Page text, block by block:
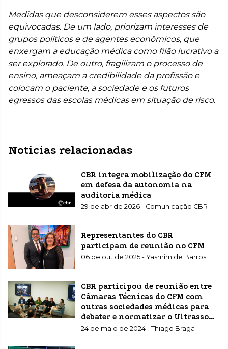
Medidas que desconsiderem esses aspectos são
equivocadas. De um lado, priorizam interesses de
grupos políticos e de agentes econômicos, que
enxergam a educação médica como filão lucrativo a
ser explorado. De outro, fragilizam o processo de
ensino, ameaçam a credibilidade da profissão e
colocam o paciente, a sociedade e os futuros
egressos das escolas médicas em situação de risco.
Noticias relacionadas
CBR integra mobilização do CFM
em defesa da autonomia na
auditoria médica
29 de abr de 2026 - Comunicação CBR
Representantes do CBR
participam de reunião no CFM
06 de out de 2025 - Yasmim de Barros
CBR participou de reunião entre
Câmaras Técnicas do CFM com
outras sociedades médicas para
debater e normatizar o Ultrassom
Point of Care (POCUS)
24 de maio de 2024 - Thiago Braga